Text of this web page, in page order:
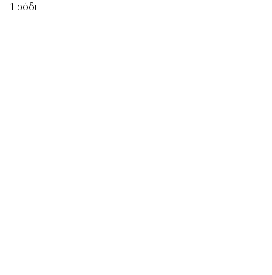
1 ρόδι